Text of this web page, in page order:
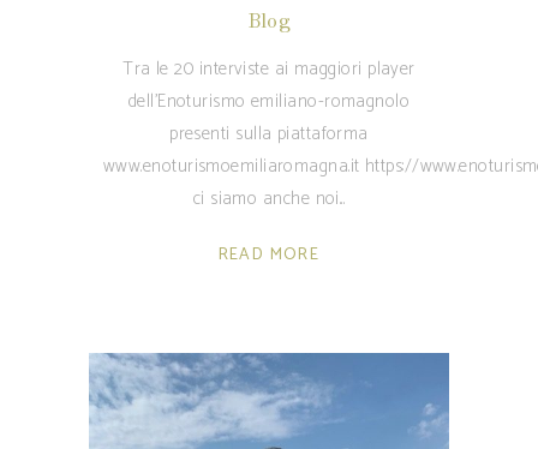
Blog
Tra le 20 interviste ai maggiori player
dell’Enoturismo emiliano-romagnolo
presenti sulla piattaforma
www.enoturismoemiliaromagna.it https://
ci siamo anche noi
READ MORE